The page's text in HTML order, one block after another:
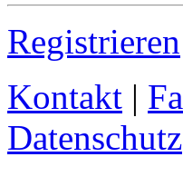
Registrieren
Kontakt |
Datenschutz